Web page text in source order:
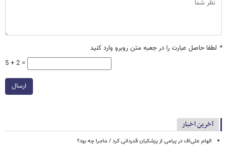
* لطفا حاصل عبارت را در جعبه متن روبرو وارد کنید
5 + 2 =
ارسال
آخرین اخبار
الهام علی‌اف در پیامی از پزشکیان قدردانی کرد / ماجرا چه بود؟